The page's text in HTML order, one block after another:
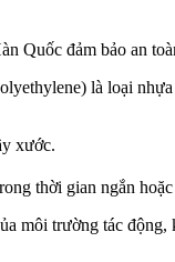
Quốc đảm bảo an
là loại
xước.
thời gian ngắn
môi trường tác động,